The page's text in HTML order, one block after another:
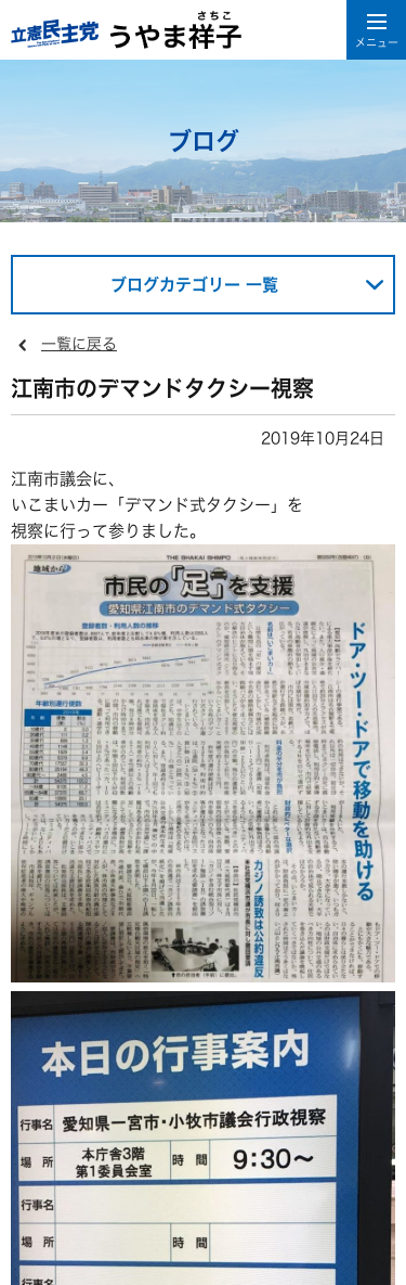
ブログ
ブログカテゴリー 一覧
一覧に戻る
江南市のデマンドタクシー視察
2019年10月24日
江南市議会に、
いこまいカー「デマンド式タクシー」を
視察に行って参りました。